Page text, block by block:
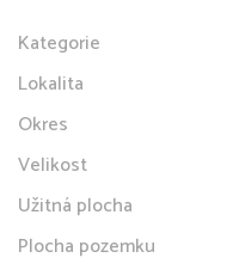
Kategorie
Lokalita
Okres
Velikost
Užitná plocha
Plocha pozemku